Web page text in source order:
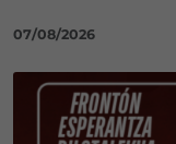
07/08/2026